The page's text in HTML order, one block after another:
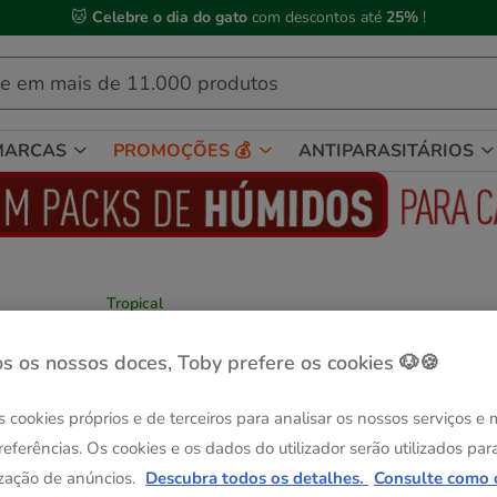
🐱 Celebre o dia do gato com descontos até 25% !
PROMOÇÕES 💰 ANTIPARASITÁRIOS
Tropical
Ver descrição
50 ml
-25% na 2ª un.
5.89€
(1.18€ / l)
os nossos doces, Toby prefere os cookies 🐶🍪
cookies próprios e de terceiros para analisar os nossos serviços e
Os cookies e os dados do utilizador serão utilizados
de anúncios. Descubra todos os detalhes. Consulte como